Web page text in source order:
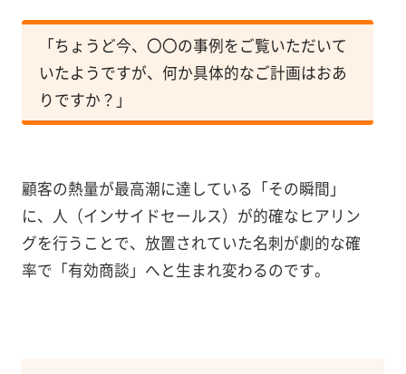
「ちょうど今、〇〇の事例をご覧いただいて
いたようですが、何か具体的なご計画はおあ
りですか？」
顧客の熱量が最高潮に達している「その瞬間」
に、人（インサイドセールス）が的確なヒアリン
グを行うことで、放置されていた名刺が劇的な確
率で「有効商談」へと生まれ変わるのです。